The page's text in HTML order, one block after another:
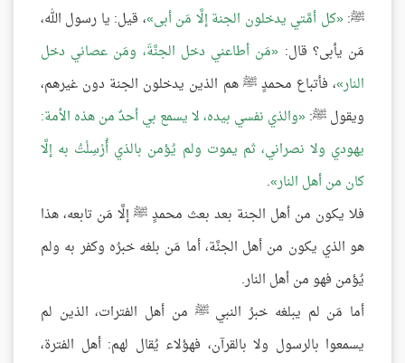
ﷺ: كل أمَّتي يدخلون الجنة إلَّا مَن أبى ، قيل: يا رسول الله،
مَن يأبى؟ قال: مَن أطاعني دخل الجنَّةَ، ومَن عصاني دخل
النار ، فأتباع محمدٍ ﷺ هم الذين يدخلون الجنة دون غيرهم،
ويقول ﷺ: والذي نفسي بيده، لا يسمع بي أحدٌ من هذه الأمة:
يهودي ولا نصراني، ثم يموت ولم يُؤمن بالذي أُرْسِلْتُ به إلَّا
كان من أهل النار .
فلا يكون من أهل الجنة بعد بعث محمدٍ ﷺ إلَّا مَن تابعه، هذا
هو الذي يكون من أهل الجنَّة، أما مَن بلغه خبرُه وكفر به ولم
يُؤمن فهو من أهل النار.
أما مَن لم يبلغه خبرُ النبي ﷺ من أهل الفترات، الذين لم
يسمعوا بالرسول ولا بالقرآن، فهؤلاء يُقال لهم: أهل الفترة،